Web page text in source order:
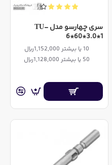
سری چهارسو مدل TU-
6*60*3.0*1
10 یا بیشتر 1,152,000ریال
50 یا بیشتر 1,128,000ریال